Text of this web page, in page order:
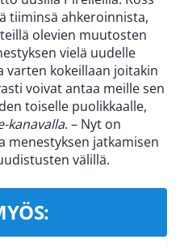
tiiminsä ahkeroinnista,
olevien muutosten
vielä uudelle
varten kokeillaan joitakin
voivat antaa meille sen
toiselle puolikkaalle,
kanavalla. – Nyt on
menestyksen jatkamisen
välillä.